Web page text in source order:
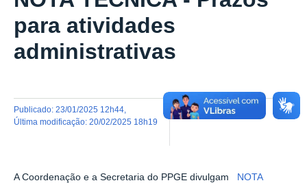
para atividades
administrativas
publicado: 23/01/2025 12h44
última modificação: 20/02/2025 18h19
A Coordenação e a Secretaria do PPGE divulgam
NOTA